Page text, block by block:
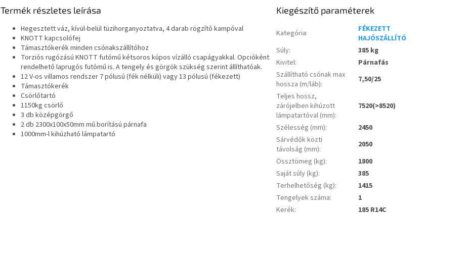
Termék részletes leírása
Hegesztett váz, kívül-belül tüzihorganyoztatva, 4 darab rögzítő kampóval
KNOTT kapcsolófej
Támasztókerék minden csónakszállítóhoz
Torziós rugózású KNOTT futómű kétsoros kúpos vízálló csapágyakkal. Opcióként
rendelhető laprugós futómű is. A tengely és görgök szükség szerint állíthatóak.
12 V-os villamos rendszer 7 pólusú (fék nélküli) vagy 13 pólusú (fékezett)
Támasztókerék
Csörlőtartó
1150kg csörlő
3 db középgörgő
2 db 2300x100x50mm mű.borítású párnafa
1000mm-l kihúzható lámpatartó
Kiegészítő paraméterek
Kategória:
FÉKEZETT
HAJÓSZÁLLÍTÓ
Súly:
385 kg
Kivitel:
Párnafás
Szállítható csónak max
hossza (m/láb):
7,50/25
Teljes hossz,
zárójelben kihúzott
lámpatartóval (mm):
7520(>8520)
Szélesség (mm):
2450
Sárvédők közti
távolság (mm):
2050
Össztömeg (kg):
1800
Saját súly (kg):
385
Terhelhetőség (kg):
1415
Tengelyek száma:
1
Kerék: 185 R14C